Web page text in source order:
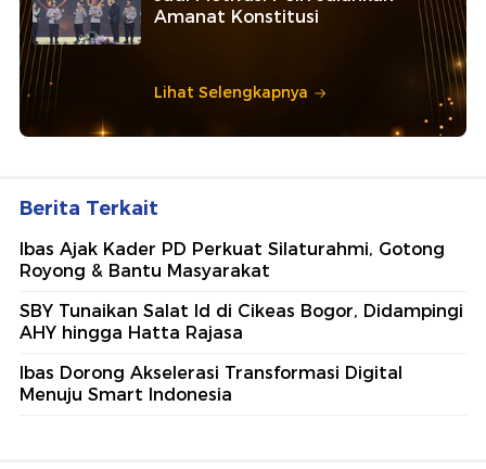
Amanat Konstitusi
Lihat Selengkapnya
Berita Terkait
Ibas Ajak Kader PD Perkuat Silaturahmi, Gotong
Royong & Bantu Masyarakat
SBY Tunaikan Salat Id di Cikeas Bogor, Didampingi
AHY hingga Hatta Rajasa
Ibas Dorong Akselerasi Transformasi Digital
Menuju Smart Indonesia